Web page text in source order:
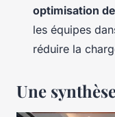
optimisation
les équipes
réduire la
Une